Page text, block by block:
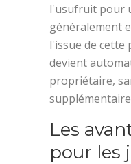
l'usufruit pour
généralement
l'issue de cette
devient
propriétaire,
Les
pour les